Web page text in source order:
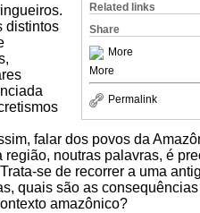
Related links
Share
More
More
Permalink
distintos
falar dos povos da
noutras palavras, é
se de recorrer a uma
quais são as
amazônico?